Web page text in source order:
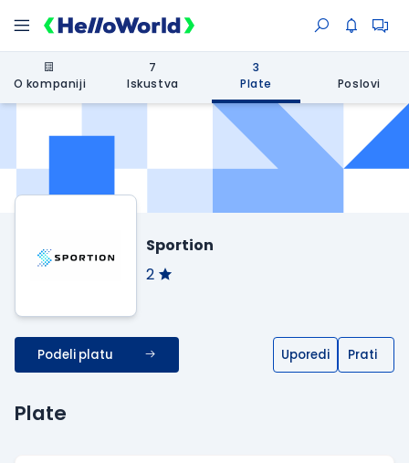
O kompaniji
7
Iskustva
3
Plate
Poslovi
Sportion
2
Podeli platu Uporedi Prati
Plate